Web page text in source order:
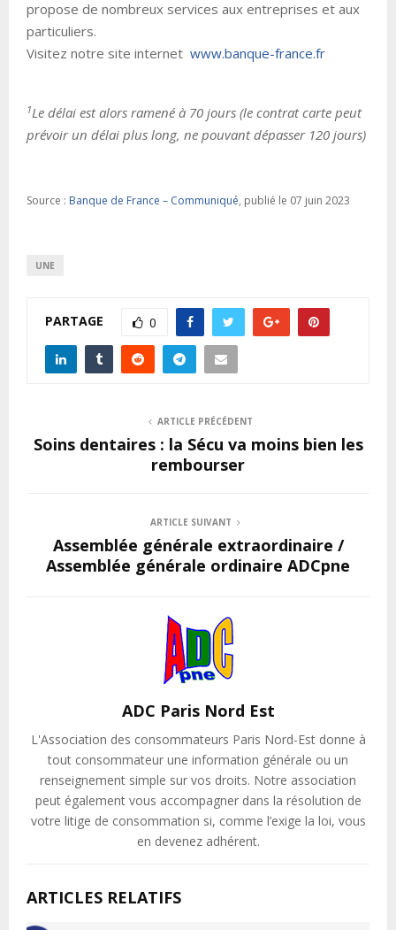
propose de nombreux services aux entreprises et aux
particuliers.
Visitez notre site internet www.banque-france.fr
1Le délai est alors ramené à 70 jours (le contrat carte peut
prévoir un délai plus long, ne pouvant dépasser 120 jours)
Source : Banque de France – Communiqué, publié le 07 juin 2023
UNE
PARTAGE 0
ARTICLE PRÉCÉDENT
Soins dentaires : la Sécu va moins bien les
rembourser
ARTICLE SUIVANT
Assemblée générale extraordinaire /
Assemblée générale ordinaire ADCpne
ADC Paris Nord Est
L'Association des consommateurs Paris Nord-Est donne à
tout consommateur une information générale ou un
renseignement simple sur vos droits. Notre association
peut également vous accompagner dans la résolution de
votre litige de consommation si, comme l’exige la loi, vous
en devenez adhérent.
ARTICLES RELATIFS